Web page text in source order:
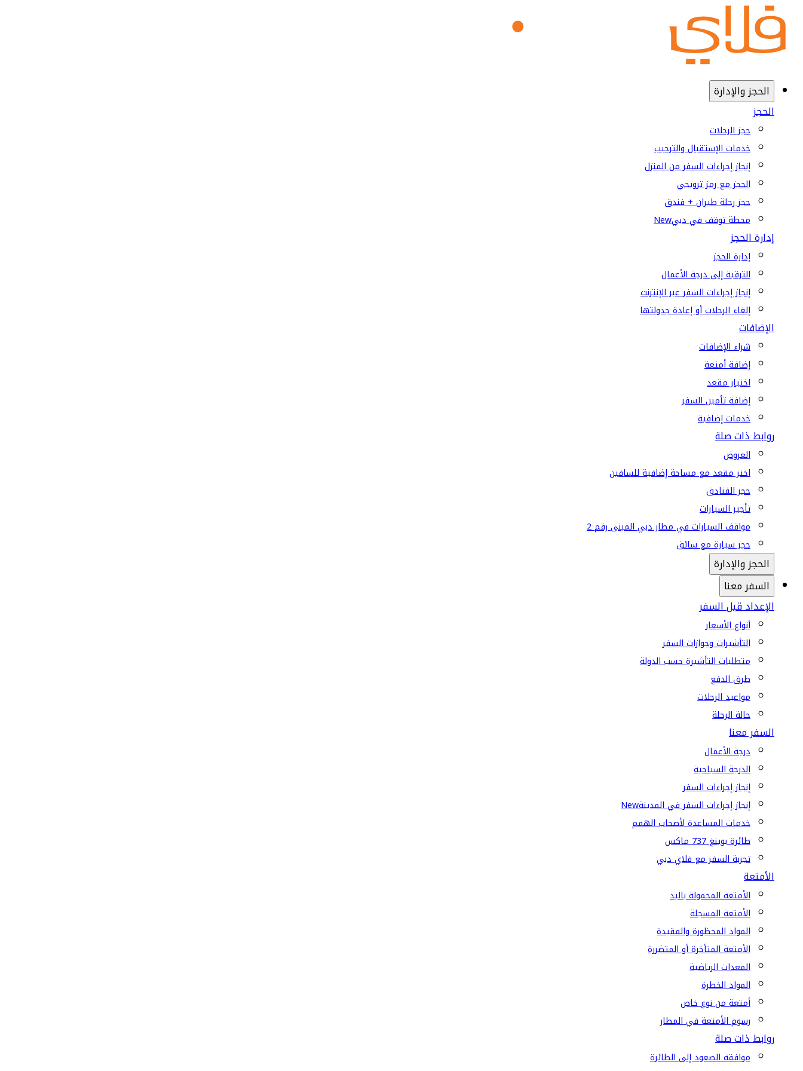
الحجز والإدارة
الحجز
حجز الرحلات
خدمات الإستقبال والترحيب
إنجاز إجراءات السفر من المنزل
الحجز مع رمز ترويجي
حجز رحلة طيران + فندق
محطة توقف في دبيNew
إدارة الحجز
إدارة الحجز
الترقية إلى درجة الأعمال
إنجاز إجراءات السفر عبر الإنترنت
إلغاء الرحلات أو إعادة جدولتها
الإضافات
شراء الإضافات
إضافة أمتعة
اختيار مقعد
إضافة تأمين السفر
خدمات إضافية
روابط ذات صلة
العروض
اختر مقعد مع مساحة إضافية للساقين
حجز الفنادق
تأجير السيارات
مواقف السيارات في مطار دبي المبنى رقم 2
حجز سيارة مع سائق
الحجز والإدارة
السفر معنا
الإعداد قبل السفر
أنواع الأسعار
التأشيرات وجوازات السفر
متطلبات التأشيرة حسب الدولة
طرق الدفع
مواعيد الرحلات
حالة الرحلة
السفر معنا
درجة الأعمال
الدرجة السياحية
إنجاز إجراءات السفر
إنجاز إجراءات السفر في المدينةNew
خدمات المساعدة لأصحاب الهمم
طائرة بوينغ 737 ماكس
تجربة السفر مع فلاي دبي
الأمتعة
الأمتعة المحمولة باليد
الأمتعة المسجلة
المواد المحظورة والمقيدة
الأمتعة المتأخرة أو المتضررة
المعدات الرياضية
المواد الخطرة
أمتعة من نوع خاص
رسوم الأمتعة في المطار
روابط ذات صلة
موافقة الصعود إلى الطائرة